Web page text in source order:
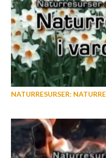
NATURRESURSER: